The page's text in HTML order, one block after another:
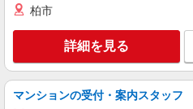
柏市
詳細を見る
マンションの受付・案内スタッフ